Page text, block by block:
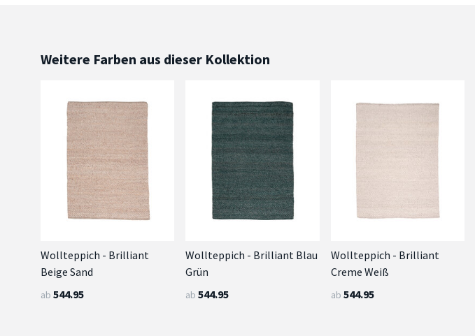
Weitere Farben aus dieser Kollektion
Wollteppich - Brilliant
Beige Sand
ab 544.95
Wollteppich - Brilliant Blau
Grün
ab 544.95
Wollteppich - Brilliant
Creme Weiß
ab 544.95